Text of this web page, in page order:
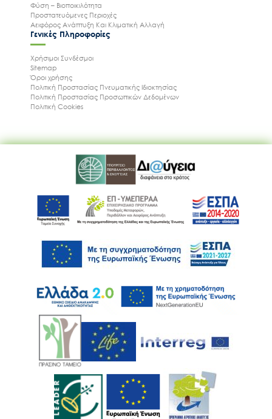
Φύση – Βιοποικιλότητα
Προστατευόμενες Περιοχές
Αειφόρος Ανάπτυξη Και Κλιματική Αλλαγή
Γενικές Πληροφορίες
Χρήσιμοι Συνδέσμοι
Sitemap
Όροι χρήσης
Πολιτική Προστασίας Πνευματικής Ιδιοκτησίας
Πολιτική Προστασίας Προσωπικών Δεδομένων
Πολιτική Cookies